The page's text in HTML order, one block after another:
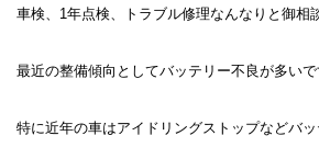
車検、1年点検、トラブル修理なんなりと御相
最近の整備傾向としてバッテリー不良が多いで
特に近年の車はアイドリングストップなどバ